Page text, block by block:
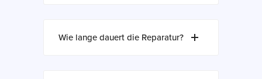
Wie lange dauert die Reparatur?